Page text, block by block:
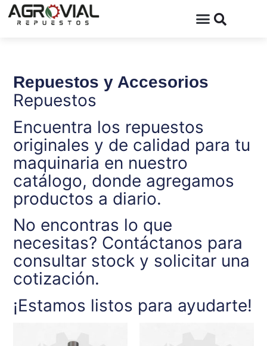
Repuestos y Accesorios
Repuestos
Encuentra los repuestos
originales y de calidad para tu
maquinaria en nuestro
catálogo, donde agregamos
productos a diario.
No encontras lo que
necesitas? Contáctanos para
consultar stock y solicitar una
cotización.
¡Estamos listos para ayudarte!